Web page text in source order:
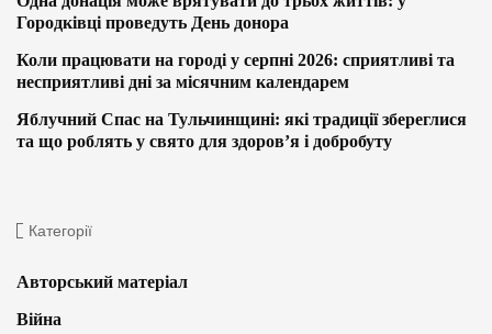
Городківці проведуть День донора
Коли працювати на городі у серпні 2026: сприятливі та
несприятливі дні за місячним календарем
Яблучний Спас на Тульчинщині: які традиції збереглися
та що роблять у свято для здоров’я і добробуту
Категорії
Авторський матеріал
Війна